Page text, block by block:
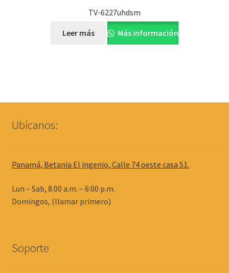
TV-6227uhdsm
Leer más Más información
Ubícanos:
Panamá, Betania El ingenio, Calle 74 oeste casa 51.
Lun – Sab, 8:00 a.m. – 6:00 p.m.
Domingos, (llamar primero)
Soporte